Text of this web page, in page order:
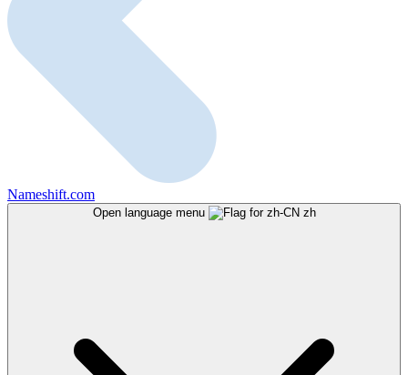
Nameshift.com
Open language menu zh